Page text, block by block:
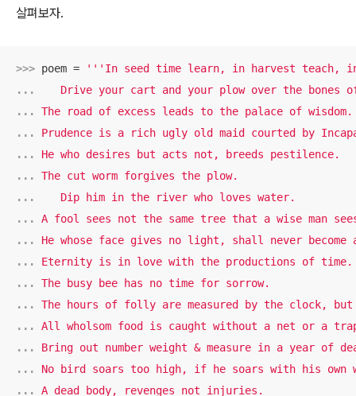
살펴보자.
>>> poem =
...
...
...
...
...
...
...
...
...
...
...
...
...
...
...